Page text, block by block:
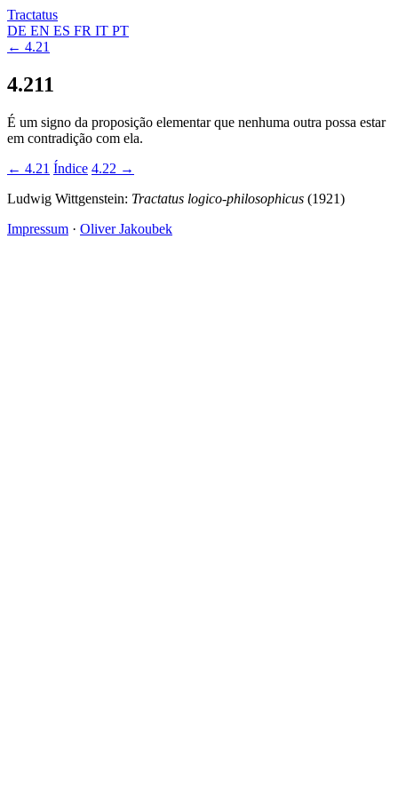
Tractatus
DE EN ES FR IT PT
← 4.21
4.211
É um signo da proposição elementar que nenhuma outra possa estar
em contradição com ela.
← 4.21 Índice 4.22 →
Ludwig Wittgenstein: Tractatus logico-philosophicus (1921)
Impressum · Oliver Jakoubek